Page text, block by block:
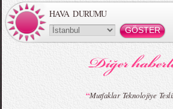
MBFWI - Gülçin Çengel 2015 Yaz
HAVA DURUMU
“Mutfaklar Teknolojiye